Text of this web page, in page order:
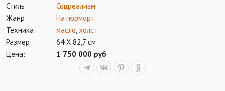
Стиль:
Соцреализм
Жанр:
Натюрморт
Техника:
масло холст
Размер:
64 Х 82,7 см
Цена:
1 750 000 руб